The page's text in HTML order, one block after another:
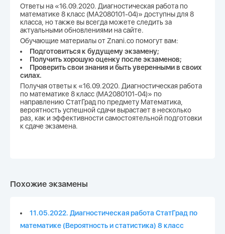
Ответы на «16.09.2020. Диагностическая работа по
математике 8 класс (МА2080101-04)» доступны для 8
класса, но также вы всегда можете следить за
актуальными обновлениями на сайте.
Обучающие материалы от Znani.co помогут вам:
Подготовиться к будущему экзамену;
Получить хорошую оценку после экзаменов;
Проверить свои знания и быть уверенными в своих
силах.
Получая ответы к «16.09.2020. Диагностическая работа
по математике 8 класс (МА2080101-04)» по
направлению СтатГрад по предмету Математика,
вероятность успешной сдачи вырастает в несколько
раз, как и эффективности самостоятельной подготовки
к сдаче экзамена.
Похожие экзамены
11.05.2022. Диагностическая работа СтатГрад по
математике (Вероятность и статистика) 8 класс